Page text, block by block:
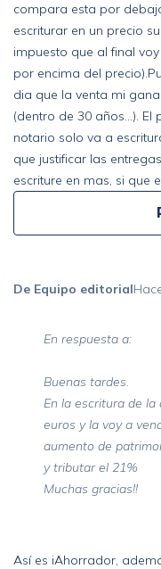
compara esta por
escriturar en un precio
impuesto que al final
por encima del
dia que la venta mi
(dentro de 30 años…). El
notario solo va a
que justificar las
escriture en mas, si que
De Equipo editorial
En respuesta a:
Buenas tardes.
En la escritura de la
euros y la voy a
aumento de
y tributar el 21%
Muchas gracias!!
Así es iAhorrador,